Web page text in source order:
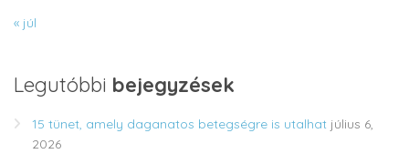
« júl
Legutóbbi bejegyzések
15 tünet, amely daganatos betegségre is utalhat július 6,
2026